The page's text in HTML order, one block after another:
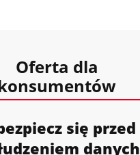
Oferta dla
się przed
danych